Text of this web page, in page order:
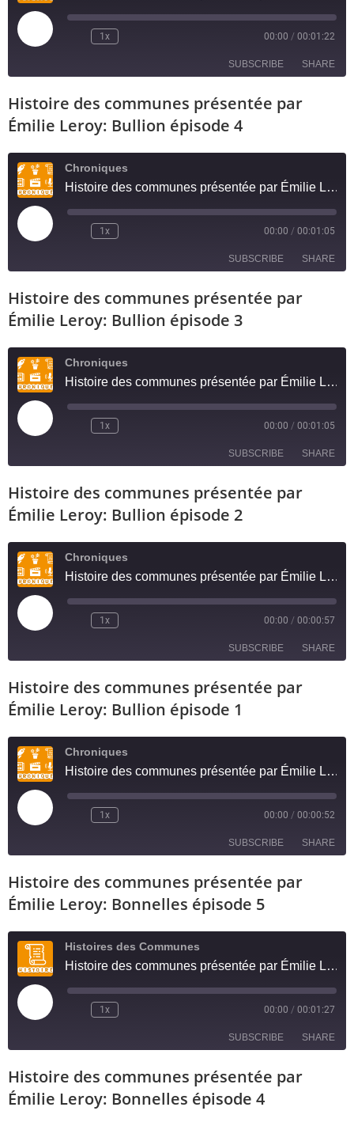
1x 00:00 / 00:01:22
SUBSCRIBE SHARE
RSS FEED
SHARE
EMBED
Histoire des communes présentée par
Émilie Leroy: Bullion épisode 4
Chroniques
Histoire des communes présentée par Émilie Leroy: Bullion épisode 4
1x 00:00 / 00:01:05
SUBSCRIBE SHARE
RSS FEED
SHARE
EMBED
Histoire des communes présentée par
Émilie Leroy: Bullion épisode 3
Chroniques
Histoire des communes présentée par Émilie Leroy: Bullion épisode 3
1x 00:00 / 00:01:05
SUBSCRIBE SHARE
RSS FEED
SHARE
EMBED
Histoire des communes présentée par
Émilie Leroy: Bullion épisode 2
Chroniques
Histoire des communes présentée par Émilie Leroy: Bullion épisode 2
1x 00:00 / 00:00:57
SUBSCRIBE SHARE
RSS FEED
SHARE
EMBED
Histoire des communes présentée par
Émilie Leroy: Bullion épisode 1
Chroniques
Histoire des communes présentée par Émilie Leroy: Bullion épisode 1
1x 00:00 / 00:00:52
SUBSCRIBE SHARE
RSS FEED
SHARE
EMBED
Histoire des communes présentée par
Émilie Leroy: Bonnelles épisode 5
Histoires des Communes
Histoire des communes présentée par Émilie Leroy: Bonnelles épisode 5
1x 00:00 / 00:01:27
SUBSCRIBE SHARE
RSS FEED
SHARE
Histoire des communes présentée par
Émilie Leroy: Bonnelles épisode 4